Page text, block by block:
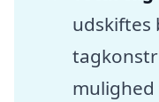
udskiftes